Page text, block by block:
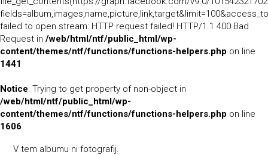
failed to open stream: HTTP request failed! HTTP/1.1 400 Bad
Request in /web/html/ntf/public_html/wp-
content/themes/ntf/functions/functions-helpers.php on line
1441
Notice: Trying to get property of non-object in
/web/html/ntf/public_html/wp-
content/themes/ntf/functions/functions-helpers.php on line
1606
V tem albumu ni fotografij.